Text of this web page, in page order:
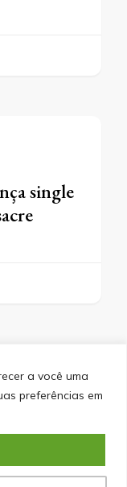
a você uma
preferências em
single
Inferno
por
.Política
EQUIPE